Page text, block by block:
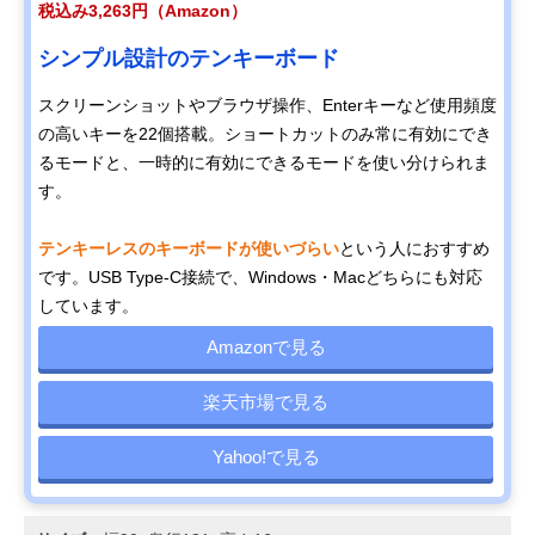
税込み3,263円（Amazon）
シンプル設計のテンキーボード
スクリーンショットやブラウザ操作、Enterキーなど使用頻度
の高いキーを22個搭載。ショートカットのみ常に有効にでき
るモードと、一時的に有効にできるモードを使い分けられま
す。
テンキーレスのキーボードが使いづらいという人におすすめ
です。USB Type-C接続で、Windows・Macどちらにも対応
しています。
Amazonで見る
楽天市場で見る
Yahoo!で見る